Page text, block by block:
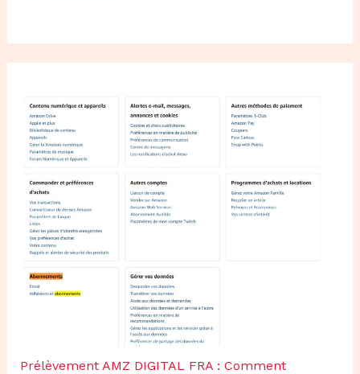
Prélèvement AMZ DIGITAL FRA : Comment